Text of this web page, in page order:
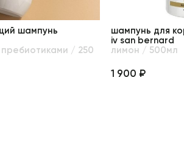
шампунь
пребиотиками / 250
шампунь для
iv san bernard
лимон / 500мл
1 900 ₽